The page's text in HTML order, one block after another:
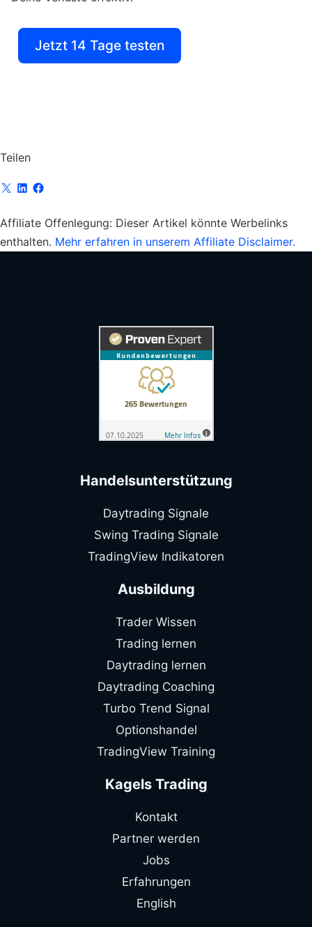
Jetzt 14 Tage testen
Teilen
Affiliate Offenlegung: Dieser Artikel könnte Werbelinks
enthalten. Mehr erfahren in unserem Affiliate Disclaimer.
Handelsunterstützung
Daytrading Signale
Swing Trading Signale
TradingView Indikatoren
Ausbildung
Trader Wissen
Trading lernen
Daytrading lernen
Daytrading Coaching
Turbo Trend Signal
Optionshandel
TradingView Training
Kagels Trading
Kontakt
Partner werden
Jobs
Erfahrungen
English